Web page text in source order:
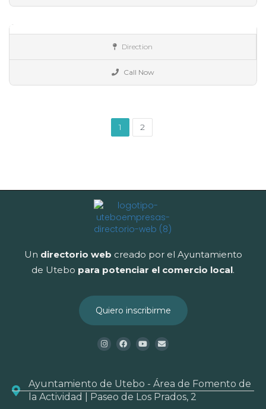
pan,pasteleria
Direction
Call Now
1 2
Un directorio web creado por el Ayuntamiento
de Utebo para potenciar el comercio local.
Quiero inscribirme
Ayuntamiento de Utebo - Área de Fomento de
la Actividad | Paseo de Los Prados, 2